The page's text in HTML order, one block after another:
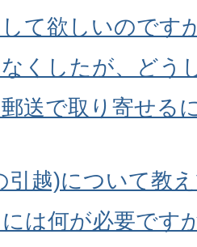
て欲しいのです
くしたが、どう
送で取り寄せる
引越)について教
は何が必要です